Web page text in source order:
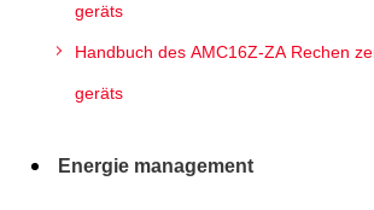
geräts
Handbuch des AMC16Z-ZA Rechen
geräts
Energie management